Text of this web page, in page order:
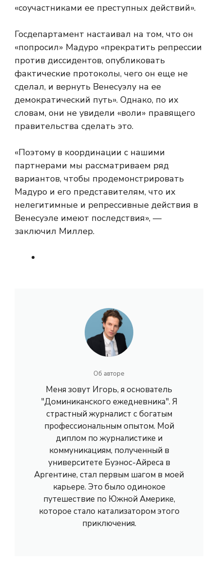
«соучастниками ее преступных действий».
Госдепартамент настаивал на том, что он
«попросил» Мадуро «прекратить репрессии
против диссидентов, опубликовать
фактические протоколы, чего он еще не
сделал, и вернуть Венесуэлу на ее
демократический путь». Однако, по их
словам, они не увидели «воли» правящего
правительства сделать это.
«Поэтому в координации с нашими
партнерами мы рассматриваем ряд
вариантов, чтобы продемонстрировать
Мадуро и его представителям, что их
нелегитимные и репрессивные действия в
Венесуэле имеют последствия», —
заключил Миллер.
Об авторе
Меня зовут Игорь, я основатель
"Доминиканского ежедневника". Я
страстный журналист с богатым
профессиональным опытом. Мой
диплом по журналистике и
коммуникациям, полученный в
университете Буэнос-Айреса в
Аргентине, стал первым шагом в моей
карьере. Это было одинокое
путешествие по Южной Америке,
которое стало катализатором этого
приключения.